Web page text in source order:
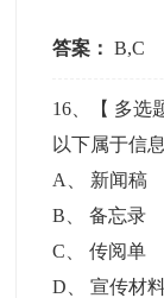
答案： B,C
16 、【 多选
以下属于信
A
新闻稿
B 、备忘录
C 、传阅单
D 、宣传材